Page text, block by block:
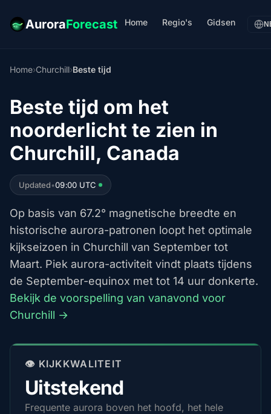
AuroraForecast Home Regio's Gidsen
Home›Churchill›Beste tijd
Beste tijd om het
noorderlicht te zien in
Churchill, Canada
Updated•09:00 UTC
Op basis van 67.2° magnetische breedte en
historische aurora-patronen loopt het optimale
kijkseizoen in Churchill van September tot
Maart. Piek aurora-activiteit vindt plaats tijdens
de September-equinox met tot 14 uur donkerte.
Bekijk de voorspelling van vanavond voor
Churchill →
👁️ KIJKKWALITEIT
Uitstekend
Frequente aurora boven het hoofd, het hele